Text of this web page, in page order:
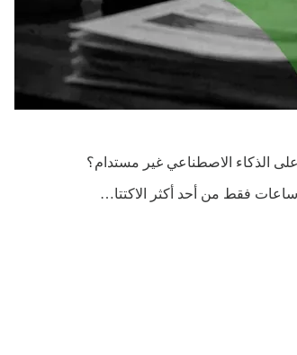
الذكاء الاصطناعي غير مستدام؟
ساعات فقط من أحد أكثر الاكتتا…